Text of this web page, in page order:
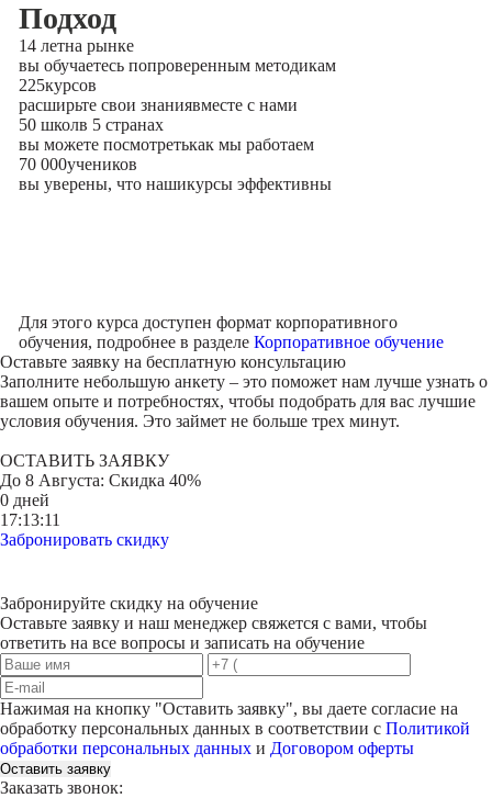
Подход
14 летна рынке
вы обучаетесь попроверенным методикам
225курсов
расширьте свои знаниявместе с нами
50 школв 5 странах
вы можете посмотретькак мы работаем
70 000учеников
вы уверены, что нашикурсы эффективны
Для этого курса доступен формат корпоративного
обучения, подробнее в разделе Корпоративное обучение
Оставьте заявку на бесплатную консультацию
Заполните небольшую анкету – это поможет нам лучше узнать о
вашем опыте и потребностях, чтобы подобрать для вас лучшие
условия обучения. Это займет не больше трех минут.
ОСТАВИТЬ ЗАЯВКУ
До 8 Августа: Скидка 40%
0 дней
17:13:11
Забронировать скидку
Забронируйте скидку на обучение
Оставьте заявку и наш менеджер свяжется с вами, чтобы
ответить на все вопросы и записать на обучение
Нажимая на кнопку "Оставить заявку", вы даете согласие на
обработку персональных данных в соответствии с Политикой
обработки персональных данных и Договором оферты
Оставить заявку
Заказать звонок: